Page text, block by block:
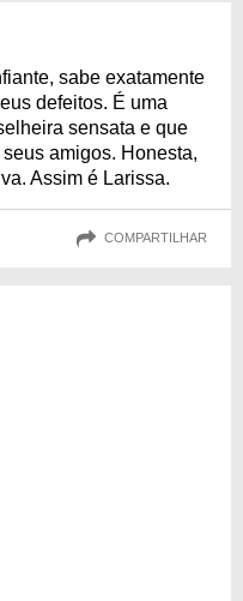
sabe exatamente
defeitos. É uma
sensata e que
amigos. Honesta,
Assim é Larissa.
COMPARTILHAR